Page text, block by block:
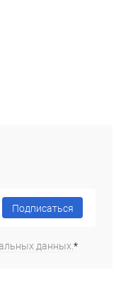
Подписаться
данных.*